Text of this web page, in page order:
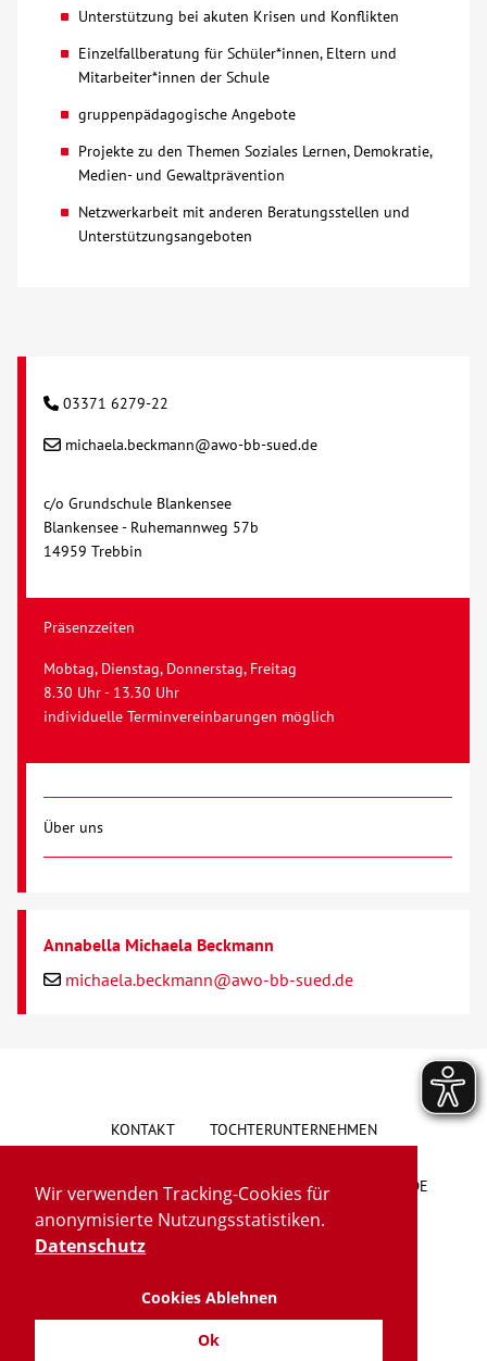
Wir verwenden Tracking-Cookies für
anonymisierte Nutzungsstatistiken.
Datenschutz
Cookies Ablehnen
Ok
Spenden
Mitmachen
Karriere
Ausbildung
Kontakt
AWO BB Süd
Unterstützung bei akuten Krisen und Konflikten
Einzelfallberatung für Schüler*innen, Eltern und
Mitarbeiter*innen der Schule
gruppenpädagogische Angebote
Projekte zu den Themen Soziales Lernen, Demokratie,
Medien- und Gewaltprävention
Netzwerkarbeit mit anderen Beratungsstellen und
Unterstützungsangeboten
03371 6279-22
michaela.beckmann@awo-bb-sued.de
c/o Grundschule Blankensee
Blankensee - Ruhemannweg 57b
14959 Trebbin
Präsenzzeiten
Mobtag, Dienstag, Donnerstag, Freitag
8.30 Uhr - 13.30 Uhr
individuelle Terminvereinbarungen möglich
Über uns
Annabella Michaela Beckmann
michaela.beckmann@awo-bb-sued.de
KONTAKT TOCHTERUNTERNEHMEN
HINWEISGEBERSYSTEM VORSCHLAG/BESCHWERDE
LIEFERKETTENGESETZ
IMPRESSUM DATENSCHUTZ